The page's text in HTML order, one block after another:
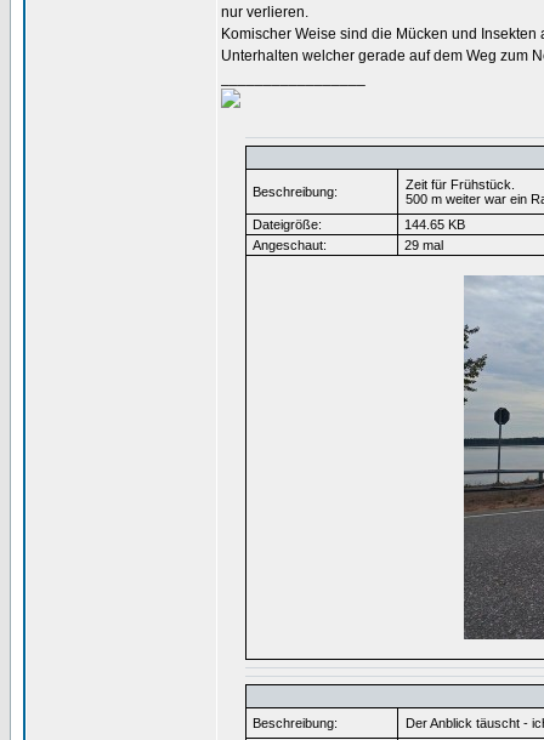
nur verlieren.
Komischer Weise sind die Mücken und
Unterhalten welcher gerade auf dem Weg zum
Beschreibung:
Zeit für Frühstück.
500 m weiter war ein
Dateigröße:
144.65 KB
Angeschaut:
29 mal
Beschreibung:
Der Anblick täuscht -